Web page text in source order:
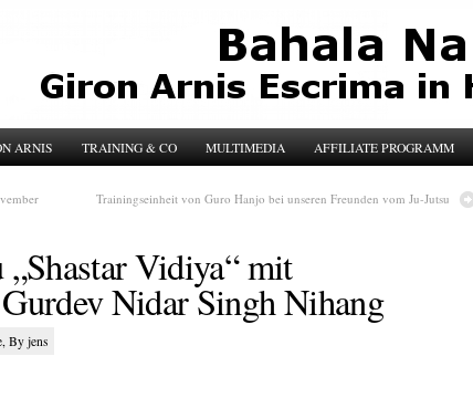
ARNIS TRAINING & CO MULTIMEDIA AFFILIATE PROGRAMM
Trainingseinheit von Guro Hanjo bei unseren Freunden vom Ju-Jutsu
Vidiya“ mit
Nidar Singh Nihang
, By jens